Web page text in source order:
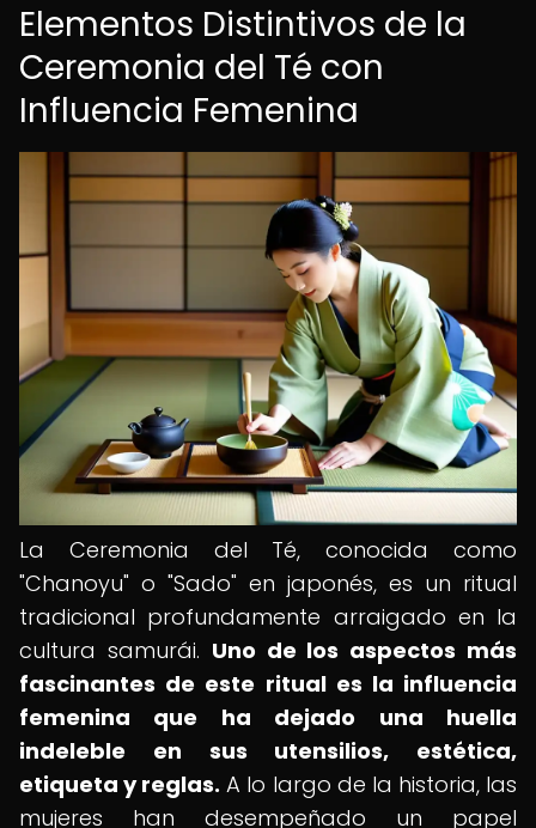
Elementos Distintivos de la
Ceremonia del Té con
Influencia Femenina
La Ceremonia del Té, conocida como
"Chanoyu" o "Sado" en japonés, es un ritual
tradicional profundamente arraigado en la
cultura samurái. Uno de los aspectos más
fascinantes de este ritual es la influencia
femenina que ha dejado una huella
indeleble en sus utensilios, estética,
etiqueta y reglas. A lo largo de la historia, las
mujeres han desempeñado un papel